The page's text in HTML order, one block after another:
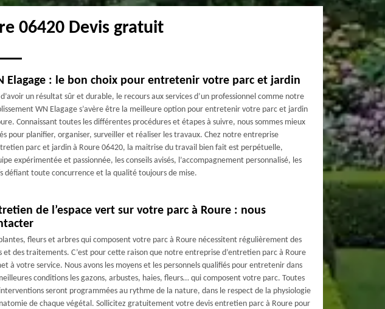
06420 Devis gratuit
Elagage : le bon choix pour entretenir votre parc et jardin
un résultat sûr et durable, le recours aux services d’un professionnel comme notre
WN Elagage s’avère être la meilleure option pour entretenir votre parc et jardin
Connaissant toutes les différentes procédures et étapes à suivre, nous sommes mieux
pour planifier, organiser, surveiller et réaliser les travaux. Chez notre entreprise
parc et jardin à Roure 06420, la maitrise du travail bien fait est perpétuelle,
expérimentée et passionnée, les conseils avisés, l’accompagnement personnalisé, les
défiant toute concurrence et la qualité toujours de mise.
de l’espace vert sur votre parc à Roure : nous
fleurs et arbres qui composent votre parc à Roure nécessitent régulièrement des
et des traitements. C’est pour cette raison que notre entreprise d’entretien parc à Roure
à votre service. Nous avons les moyens et les personnels qualifiés pour entretenir dans
conditions les gazons, arbustes, haies, fleurs… qui composent votre parc. Toutes
seront programmées au rythme de la nature, dans le respect de la physiologie
de chaque végétal. Sollicitez gratuitement votre devis entretien parc à Roure pour